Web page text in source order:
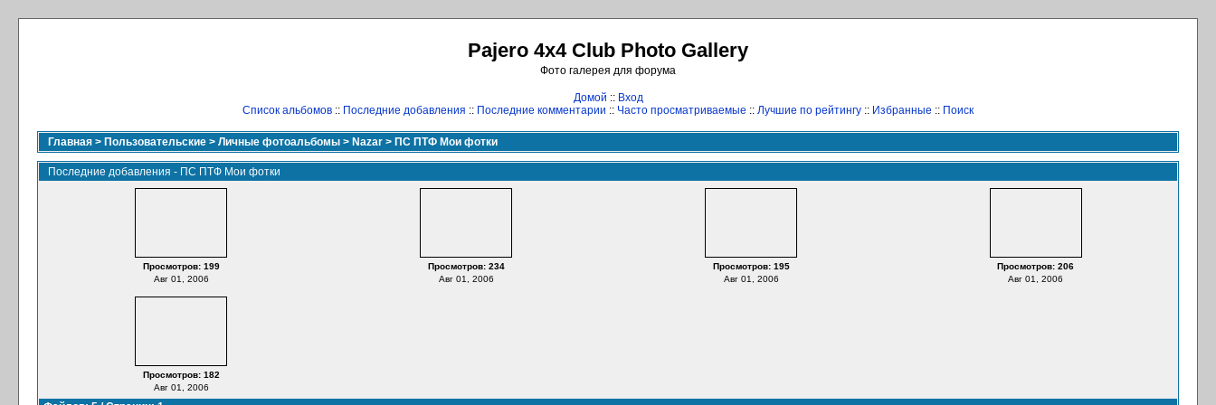
Pajero 4x4 Club Photo Gallery
Фото галерея для форума
Домой :: Вход
Список альбомов :: Последние добавления :: Последние комментарии :: Часто просматриваемые :: Лучшие по рейтингу :: Избранные :: Поиск
Главная > Пользовательские > Личные фотоальбомы > Nazar > ПС ПТФ Мои фотки
Последние добавления - ПС ПТФ Мои фотки
Просмотров: 199
Авг 01, 2006
Просмотров: 234
Авг 01, 2006
Просмотров: 195
Авг 01, 2006
Просмотров: 206
Авг 01, 2006
Просмотров: 182
Авг 01, 2006